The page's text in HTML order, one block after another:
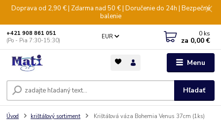
Doprava od 2,90 € | Zdarma nad 50 € | Doručenie do 24h | Bezpečné
balenie
Menu
EUR
Hľadať
+421 908 861 051
(Po - Pia 7:30-15:30)
0 ks
za 0,00 €
Úvod krištáľový sortiment Krištáľová váza Bohemia Venus 37cm (1ks)